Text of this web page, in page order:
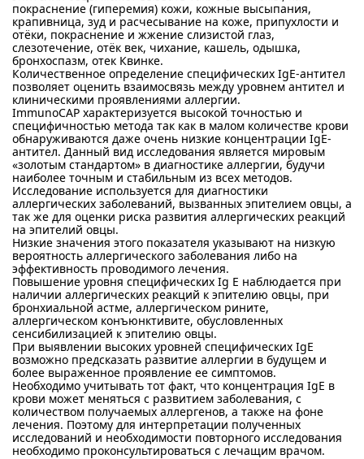
покраснение (гиперемия) кожи, кожные высыпания,
крапивница, зуд и расчесывание на коже, припухлости и
отёки, покраснение и жжение слизистой глаз,
слезотечение, отёк век, чихание, кашель, одышка,
бронхоспазм, отек Квинке.
Количественное определение специфических IgE-антител
позволяет оценить взаимосвязь между уровнем антител и
клиническими проявлениями аллергии.
ImmunoCAP характеризуется высокой точностью и
специфичностью метода так как в малом количестве крови
обнаруживаются даже очень низкие концентрации IgE-
антител. Данный вид исследования является мировым
«золотым стандартом» в диагностике аллергии, будучи
наиболее точным и стабильным из всех методов.
Исследование используется для диагностики
аллергических заболеваний, вызванных эпителием овцы, а
так же для оценки риска развития аллергических реакций
на эпителий овцы.
Низкие значения этого показателя указывают на низкую
вероятность аллергического заболевания либо на
эффективность проводимого лечения.
Повышение уровня специфических Ig E наблюдается при
наличии аллергических реакций к эпителию овцы, при
бронхиальной астме, аллергическом рините,
аллергическом конъюнктивите, обусловленных
сенсибилизацией к эпителию овцы.
При выявлении высоких уровней специфических IgE
возможно предсказать развитие аллергии в будущем и
более выраженное проявление ее симптомов.
Необходимо учитывать тот факт, что концентрация IgE в
крови может меняться с развитием заболевания, с
количеством получаемых аллергенов, а также на фоне
лечения. Поэтому для интерпретации полученных
исследований и необходимости повторного исследования
необходимо проконсультироваться с лечащим врачом.